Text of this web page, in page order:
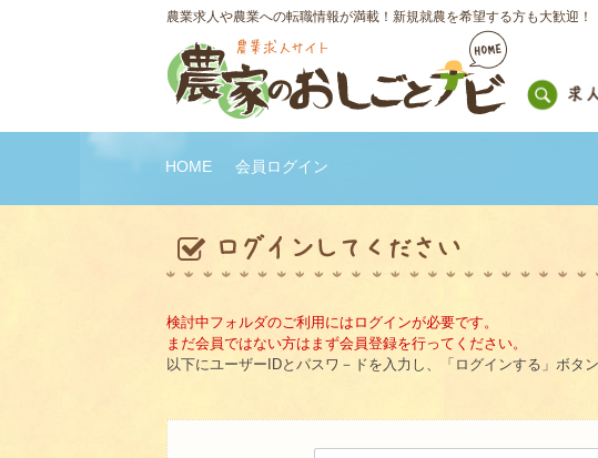
農業求人や農業への転職情報が満載！新規就農を希望する方も大歓迎！
HOME 会員ログイン
検討中フォルダのご利用にはログインが必要です。
まだ会員ではない方はまず会員登録を行ってください。
以下にユーザーIDとパスワ－ドを入力し、「ログインする」ボタ